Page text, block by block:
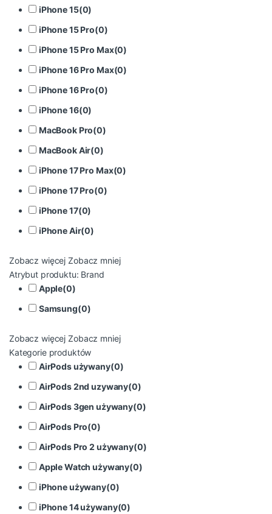
iPhone 15(0)
iPhone 15 Pro(0)
iPhone 15 Pro Max(0)
iPhone 16 Pro Max(0)
iPhone 16 Pro(0)
iPhone 16(0)
MacBook Pro(0)
MacBook Air(0)
iPhone 17 Pro Max(0)
iPhone 17 Pro(0)
iPhone 17(0)
iPhone Air(0)
Zobacz więcej Zobacz mniej
Atrybut produktu: Brand
Apple(0)
Samsung(0)
Zobacz więcej Zobacz mniej
Kategorie produktów
AirPods używany(0)
AirPods 2nd uzywany(0)
AirPods 3gen używany(0)
AirPods Pro(0)
AirPods Pro 2 używany(0)
Apple Watch używany(0)
iPhone używany(0)
iPhone 14 używany(0)